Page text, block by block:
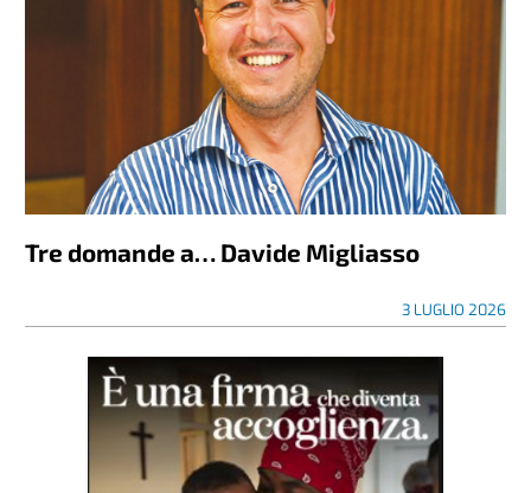
Tre domande a… Davide Migliasso
3 LUGLIO 2026